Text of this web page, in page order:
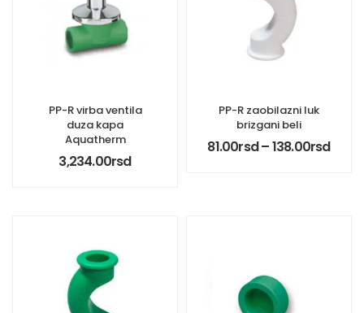
PP-R virba ventila
duza kapa
Aquatherm
3,234.00rsd
PP-R zaobilazni luk
brizgani beli
81.00rsd–138.00rsd